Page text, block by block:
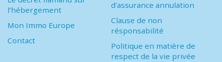
l’hébergement
Mon Immo Europe
Contact
d'assurance annulation
Clause de non
résponsabilité
Politique en matière de
respect de la vie privée